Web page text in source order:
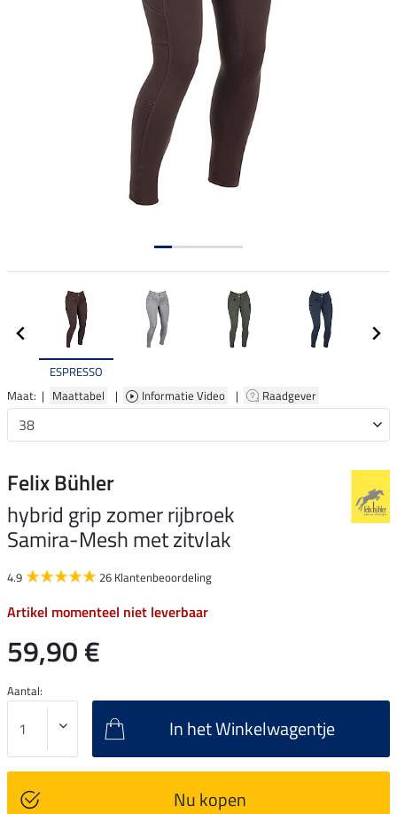
ESPRESSO
Maat: | Maattabel | Informatie Video | Raadgever
Felix Bühler
hybrid grip zomer rijbroek
Samira-Mesh met zitvlak
4.9 26 Klantenbeoordeling
Artikel momenteel niet leverbaar
59,90 €
Aantal:
In het Winkelwagentje
Nu kopen